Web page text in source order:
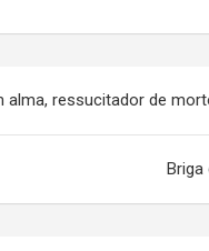
alma, ressucitador de
Briga